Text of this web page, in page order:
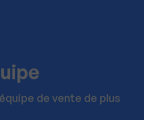
de vente de plus